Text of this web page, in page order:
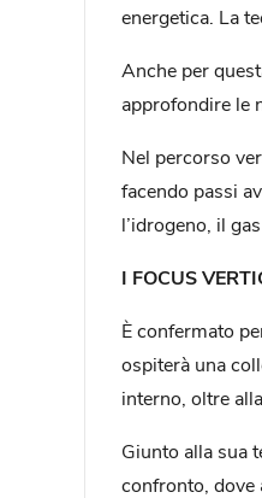
energetica. La
Anche per
approfondire le
Nel percorso
facendo passi
l’idrogeno, il
I FOCUS
È confermato
ospiterà una
interno, oltre
Giunto alla sua
confronto, dove